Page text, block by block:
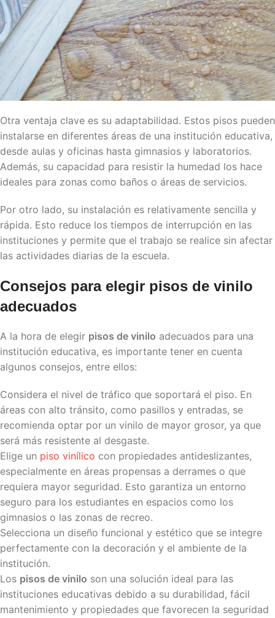
Otra ventaja clave es su adaptabilidad. Estos pisos pueden
instalarse en diferentes áreas de una institución educativa,
desde aulas y oficinas hasta gimnasios y laboratorios.
Además, su capacidad para resistir la humedad los hace
ideales para zonas como baños o áreas de servicios.
Por otro lado, su instalación es relativamente sencilla y
rápida. Esto reduce los tiempos de interrupción en las
instituciones y permite que el trabajo se realice sin afectar
las actividades diarias de la escuela.
Consejos para elegir pisos de vinilo
adecuados
A la hora de elegir pisos de vinilo adecuados para una
institución educativa, es importante tener en cuenta
algunos consejos, entre ellos:
Considera el nivel de tráfico que soportará el piso. En
áreas con alto tránsito, como pasillos y entradas, se
recomienda optar por un vinilo de mayor grosor, ya que
será más resistente al desgaste.
Elige un piso vinílico con propiedades antideslizantes,
especialmente en áreas propensas a derrames o que
requiera mayor seguridad. Esto garantiza un entorno
seguro para los estudiantes en espacios como los
gimnasios o las zonas de recreo.
Selecciona un diseño funcional y estético que se integre
perfectamente con la decoración y el ambiente de la
institución.
Los pisos de vinilo son una solución ideal para las
instituciones educativas debido a su durabilidad, fácil
mantenimiento y propiedades que favorecen la seguridad